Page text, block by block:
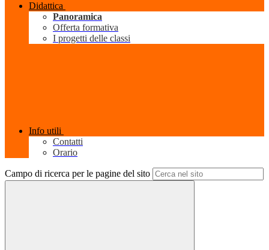
Didattica
Panoramica
Offerta formativa
I progetti delle classi
Info utili
Contatti
Orario
Campo di ricerca per le pagine del sito